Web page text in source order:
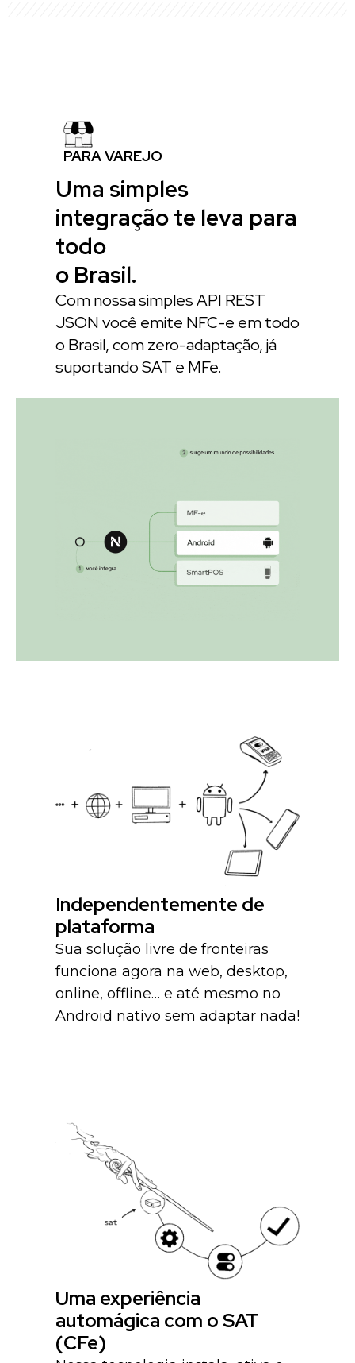
PARA VAREJO
Uma simples
integração te leva para
todo
o Brasil.
Com nossa simples API REST
JSON você emite NFC-e em todo
o Brasil, com zero-adaptação, já
suportando SAT e MFe.
Independentemente de
plataforma
Sua solução livre de fronteiras
funciona agora na web, desktop,
online, offline… e até mesmo no
Android nativo sem adaptar nada!
Uma experiência
automágica com o SAT
(CFe)